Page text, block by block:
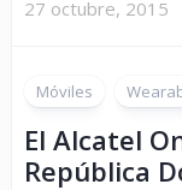
27 octubre, 2015
Móviles
El Alcatel
República